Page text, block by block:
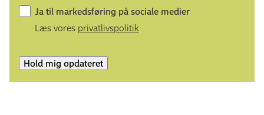
vores studievejleder, hvis du vil vide mere.
Ja til markedsføring på sociale medier
Læs vores privatlivspolitik
Hold mig opdateret